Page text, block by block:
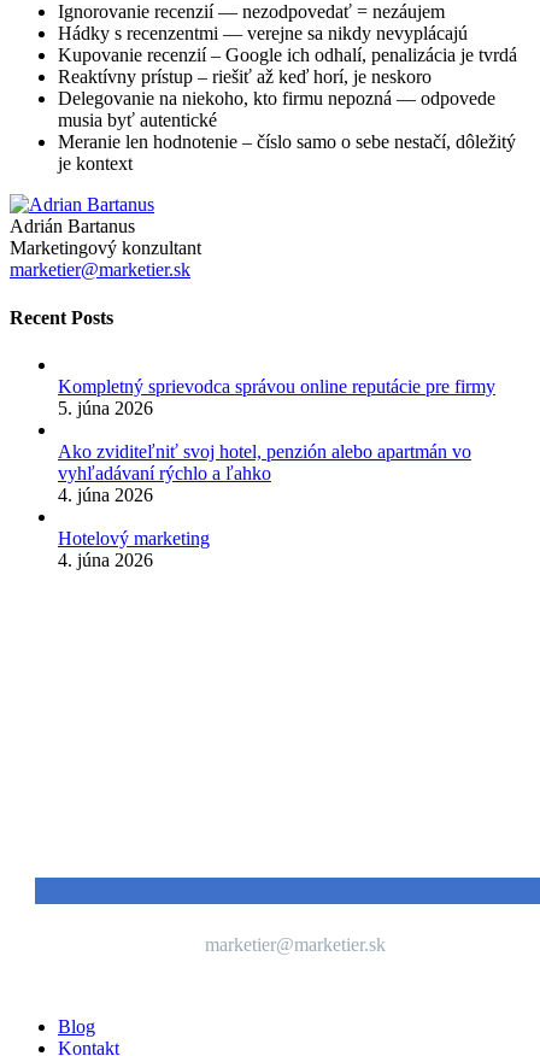
Ignorovanie recenzií — nezodpovedať = nezáujem
Hádky s recenzentmi — verejne sa nikdy nevyplácajú
Kupovanie recenzií – Google ich odhalí, penalizácia je tvrdá
Reaktívny prístup – riešiť až keď horí, je neskoro
Delegovanie na niekoho, kto firmu nepozná — odpovede
musia byť autentické
Meranie len hodnotenie – číslo samo o sebe nestačí, dôležitý
je kontext
Adrián Bartanus
Marketingový konzultant
marketier@marketier.sk
Recent Posts
Kompletný sprievodca správou online reputácie pre firmy
5. júna 2026
Ako zviditeľniť svoj hotel, penzión alebo apartmán vo
vyhľadávaní rýchlo a ľahko
4. júna 2026
Hotelový marketing
4. júna 2026
marketier@marketier.sk
Blog
Kontakt